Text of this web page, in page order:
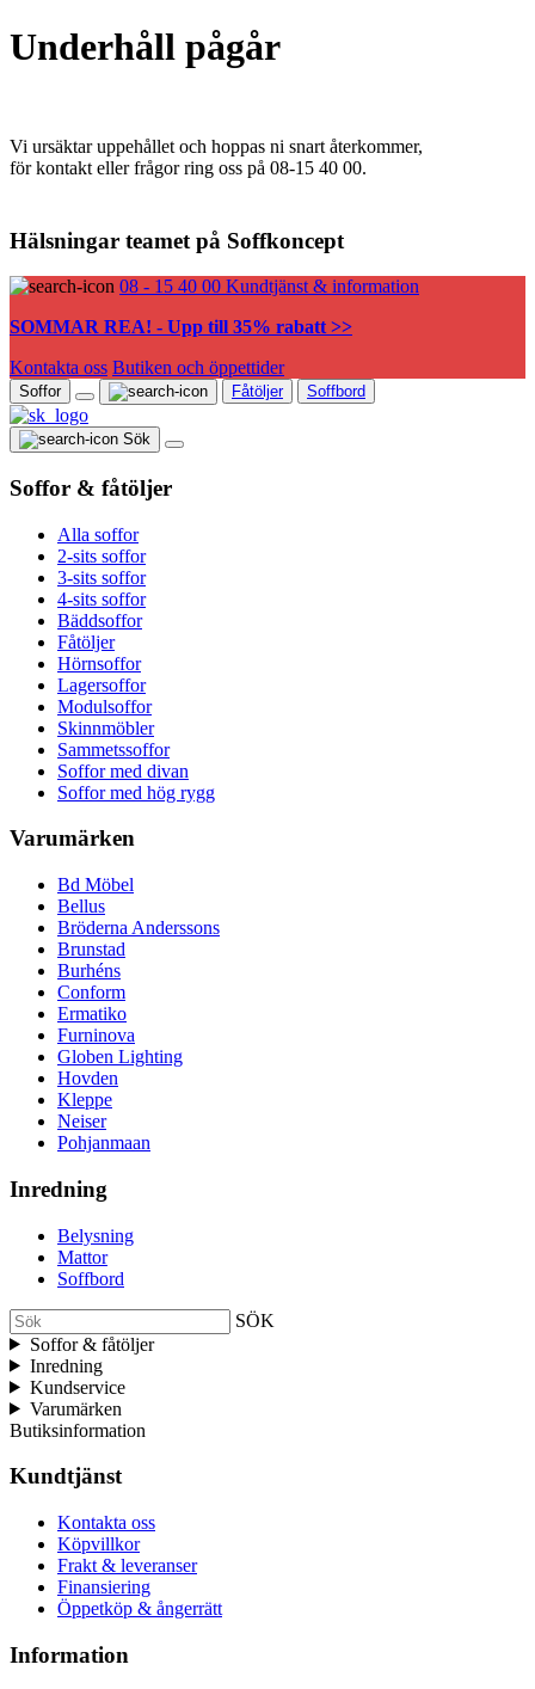
Underhåll pågår
Vi ursäktar uppehållet och hoppas ni snart återkommer,
för kontakt eller frågor ring oss på 08-15 40 00.
Hälsningar teamet på Soffkoncept
08 - 15 40 00 Kundtjänst & information
SOMMAR REA! - Upp till 35% rabatt >>
Kontakta oss Butiken och öppettider
Soffor Fåtöljer Soffbord
Sök
Soffor & fåtöljer
Alla soffor
2-sits soffor
3-sits soffor
4-sits soffor
Bäddsoffor
Fåtöljer
Hörnsoffor
Lagersoffor
Modulsoffor
Skinnmöbler
Sammetssoffor
Soffor med divan
Soffor med hög rygg
Varumärken
Bd Möbel
Bellus
Bröderna Anderssons
Brunstad
Burhéns
Conform
Ermatiko
Furninova
Globen Lighting
Hovden
Kleppe
Neiser
Pohjanmaan
Inredning
Belysning
Mattor
Soffbord
SÖK
Soffor & fåtöljer
Inredning
Kundservice
Varumärken
Butiksinformation
Kundtjänst
Kontakta oss
Köpvillkor
Frakt & leveranser
Finansiering
Öppetköp & ångerrätt
Information